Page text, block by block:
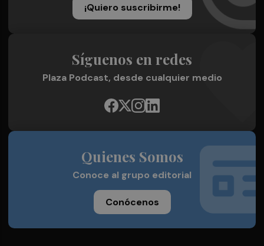
¡Quiero suscribirme!
Síguenos en redes
Plaza Podcast, desde cualquier medio
Quienes Somos
Conoce al grupo editorial
Conócenos